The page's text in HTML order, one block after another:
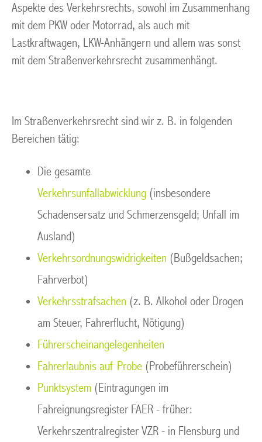
Aspekte des Verkehrsrechts, sowohl im Zusammenhang
mit dem PKW oder Motorrad, als auch mit
Lastkraftwagen, LKW-Anhängern und allem was sonst
mit dem Straßenverkehrsrecht zusammenhängt.
Im Straßenverkehrsrecht sind wir z. B. in folgenden
Bereichen tätig:
Die gesamte
Verkehrsunfallabwicklung (insbesondere
Schadensersatz und Schmerzensgeld; Unfall im
Ausland)
Verkehrsordnungswidrigkeiten (Bußgeldsachen;
Fahrverbot)
Verkehrsstrafsachen (z. B. Alkohol oder Drogen
am Steuer, Fahrerflucht, Nötigung)
Führerscheinangelegenheiten
Fahrerlaubnis auf Probe (Probeführerschein)
Punktsystem (Eintragungen im
Fahreignungsregister FAER - früher:
Verkehrszentralregister VZR - in Flensburg und